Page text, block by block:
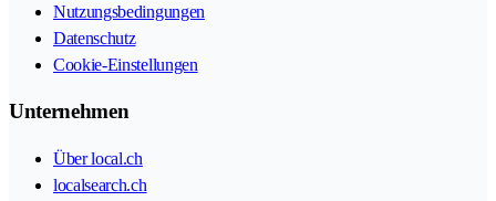
Nutzungsbedingungen
Datenschutz
Cookie-Einstellungen
Unternehmen
Über local.ch
localsearch.ch